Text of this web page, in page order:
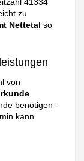
41334
zu
Nettetal so
von
benötigen -
kann